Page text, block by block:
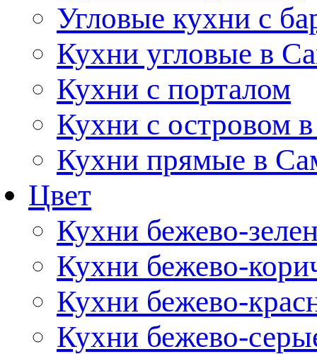
Угловые кухни с
Кухни угловые в
Кухни с порталом
Кухни с островом
Кухни прямые в
Цвет
Кухни бежево-
Кухни бежево-
Кухни бежево-
Кухни бежево-